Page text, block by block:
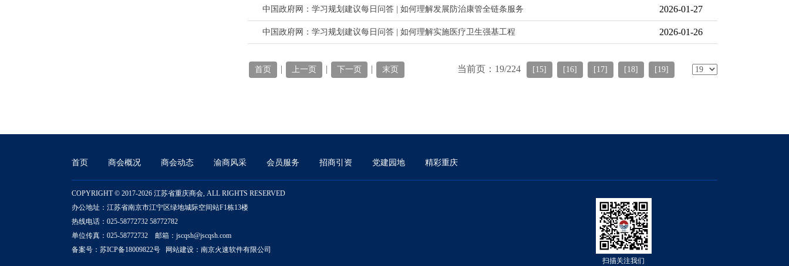
中国政府网：学习规划建议每日问答 | 如何理解发展防治康管全链条服务 2026-01-27
中国政府网：学习规划建议每日问答 | 如何理解实施医疗卫生强基工程 2026-01-26
首页 | 上一页 | 下一页 | 末页 当前页：19/224 [15] [16] [17] [18] [19]
首页 商会概况 商会动态 渝商风采 会员服务 招商引资 党建园地 精彩重庆
COPYRIGHT © 2017-2026 江苏省重庆商会, ALL RIGHTS RESERVED
办公地址：江苏省南京市江宁区绿地城际空间站F1栋13楼
热线电话：025-58772732 58772782
单位传真：025-58772732 邮箱：jscqsh@jscqsh.com
备案号： 苏ICP备18009822号 网站建设： 南京火速软件有限公司
扫描关注我们